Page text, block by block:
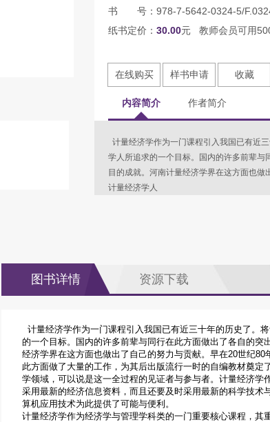
书 号：978-7-5642-0324-5/
纸书定价： 30.00元 教师会员可用
在线购买 样书申请 收藏
内容简介 作者简介
计量经济学作为一门课程引入我国已有近
学人所追求的一个目标。国内的许多前辈
目的成就。河南计量经济学界在这方面也
计量经济学人
图书详情 资源下载
计量经济学作为一门课程引入我国已有近三十年的历史了。
的一个目标。国内的许多前辈与同行在此方面做出了各自的
经济学界在这方面也做出了自己的努力与贡献。早在20世纪
此方面做了大量的工作，为其后出版流行一时的自编教材奠
学领域，可以说是这一全过程的见证者与参与者。计量经济
采用最新的经济信息资料，而且还要及时采用最新的科学技
算机应用技术为此提供了可能与便利。
计量经济学作为经济学与管理学科类的一门重要核心课程，